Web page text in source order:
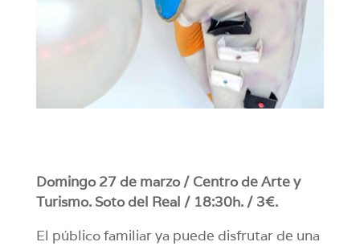
Domingo 27 de marzo / Centro de Arte y
Turismo. Soto del Real / 18:30h. / 3€.
El público familiar ya puede disfrutar de una